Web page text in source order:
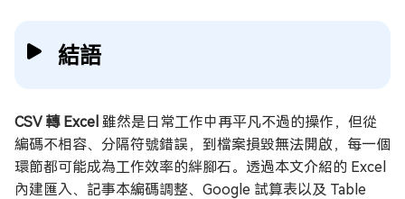
結語
CSV 轉 Excel 雖然是日常工作中再平凡不過的操作，但從
編碼不相容、分隔符號錯誤，到檔案損毀無法開啟，每一個
環節都可能成為工作效率的絆腳石。透過本文介紹的 Excel
內建匯入、記事本編碼調整、Google 試算表以及 Table